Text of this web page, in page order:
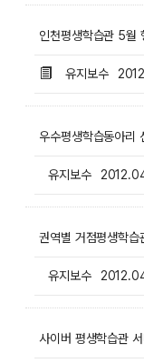
인천평생학습관 5월
유지보수
우수평생학습동아리
유지보수
권역별 거점평생학습
유지보수
사이버 평생학습관